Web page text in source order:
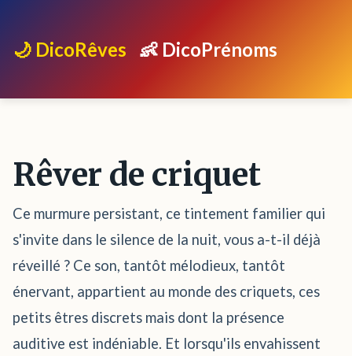
🌙 DicoRêves 👶 DicoPrénoms
Rêver de criquet
Ce murmure persistant, ce tintement familier qui
s'invite dans le silence de la nuit, vous a-t-il déjà
réveillé ? Ce son, tantôt mélodieux, tantôt
énervant, appartient au monde des criquets, ces
petits êtres discrets mais dont la présence
auditive est indéniable. Et lorsqu'ils envahissent